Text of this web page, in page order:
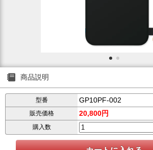
商品説明
型番 GP10PF-002
販売価格 20,800円
購入数